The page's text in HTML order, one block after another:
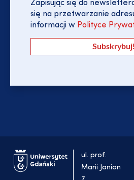
Zapisując się do
się na przetwarzanie
informacji w Polityce
ul. prof.
Marii Janion